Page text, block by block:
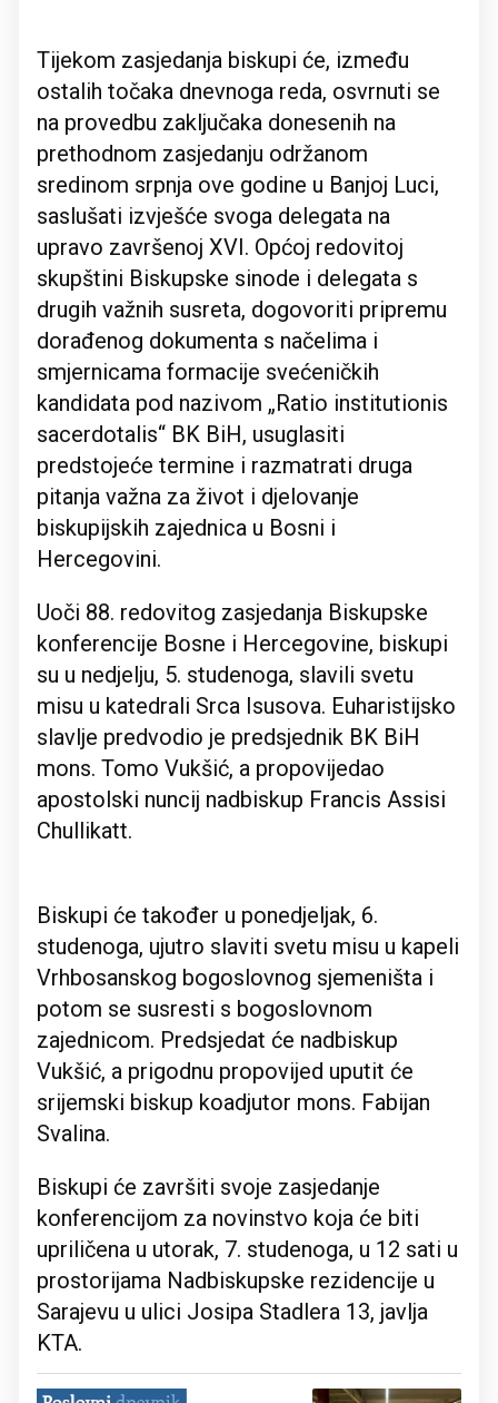
Tijekom zasjedanja biskupi će, između
ostalih točaka dnevnoga reda, osvrnuti se
na provedbu zaključaka donesenih na
prethodnom zasjedanju održanom
sredinom srpnja ove godine u Banjoj Luci,
saslušati izvješće svoga delegata na
upravo završenoj XVI. Općoj redovitoj
skupštini Biskupske sinode i delegata s
drugih važnih susreta, dogovoriti pripremu
dorađenog dokumenta s načelima i
smjernicama formacije svećeničkih
kandidata pod nazivom „Ratio institutionis
sacerdotalis“ BK BiH, usuglasiti
predstojeće termine i razmatrati druga
pitanja važna za život i djelovanje
biskupijskih zajednica u Bosni i
Hercegovini.
Uoči 88. redovitog zasjedanja Biskupske
konferencije Bosne i Hercegovine, biskupi
su u nedjelju, 5. studenoga, slavili svetu
misu u katedrali Srca Isusova. Euharistijsko
slavlje predvodio je predsjednik BK BiH
mons. Tomo Vukšić, a propovijedao
apostolski nuncij nadbiskup Francis Assisi
Chullikatt.
Biskupi će također u ponedjeljak, 6.
studenoga, ujutro slaviti svetu misu u kapeli
Vrhbosanskog bogoslovnog sjemeništa i
potom se susresti s bogoslovnom
zajednicom. Predsjedat će nadbiskup
Vukšić, a prigodnu propovijed uputit će
srijemski biskup koadjutor mons. Fabijan
Svalina.
Biskupi će završiti svoje zasjedanje
konferencijom za novinstvo koja će biti
upriličena u utorak, 7. studenoga, u 12 sati u
prostorijama Nadbiskupske rezidencije u
Sarajevu u ulici Josipa Stadlera 13, javlja
KTA.